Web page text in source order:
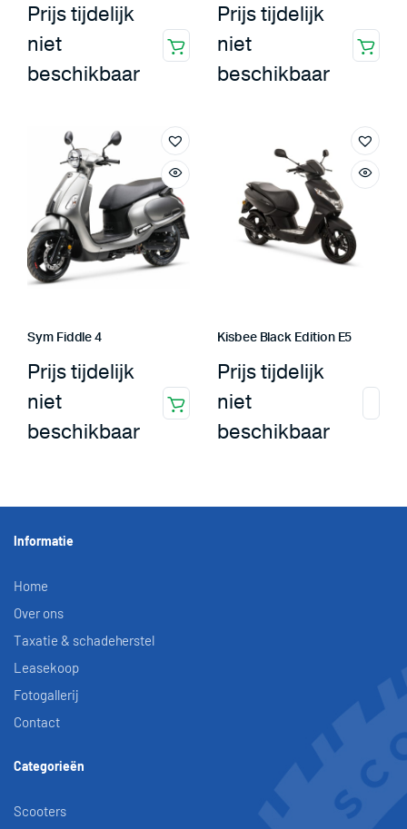
Prijs tijdelijk
niet
beschikbaar
Prijs tijdelijk
niet
beschikbaar
Sym Fiddle 4
Prijs tijdelijk
niet
beschikbaar
Kisbee Black Edition E5
Prijs tijdelijk
niet
beschikbaar
Informatie
Home
Over ons
Taxatie & schadeherstel
Leasekoop
Fotogallerij
Contact
Categorieën
Scooters